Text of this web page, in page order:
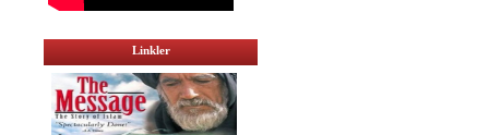
Linkler